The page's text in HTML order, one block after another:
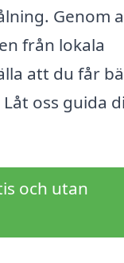
Genom
från lokala
att du får
oss guida
och utan